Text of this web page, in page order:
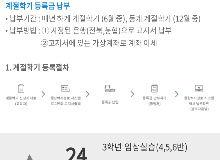
계절학기 등록금 납부
• 납부기간 : 매년 하계 계절학기 (6월 중), 동계 계절학기 (12월 중)
• 납부방법 : ① 지정된 은행(전북,농협)으로 고지서 납부
②고지서에 있는 가상계좌로 계좌 이체
1. 계절학기 등록절차
3학년 임상실습(4,5,6반)